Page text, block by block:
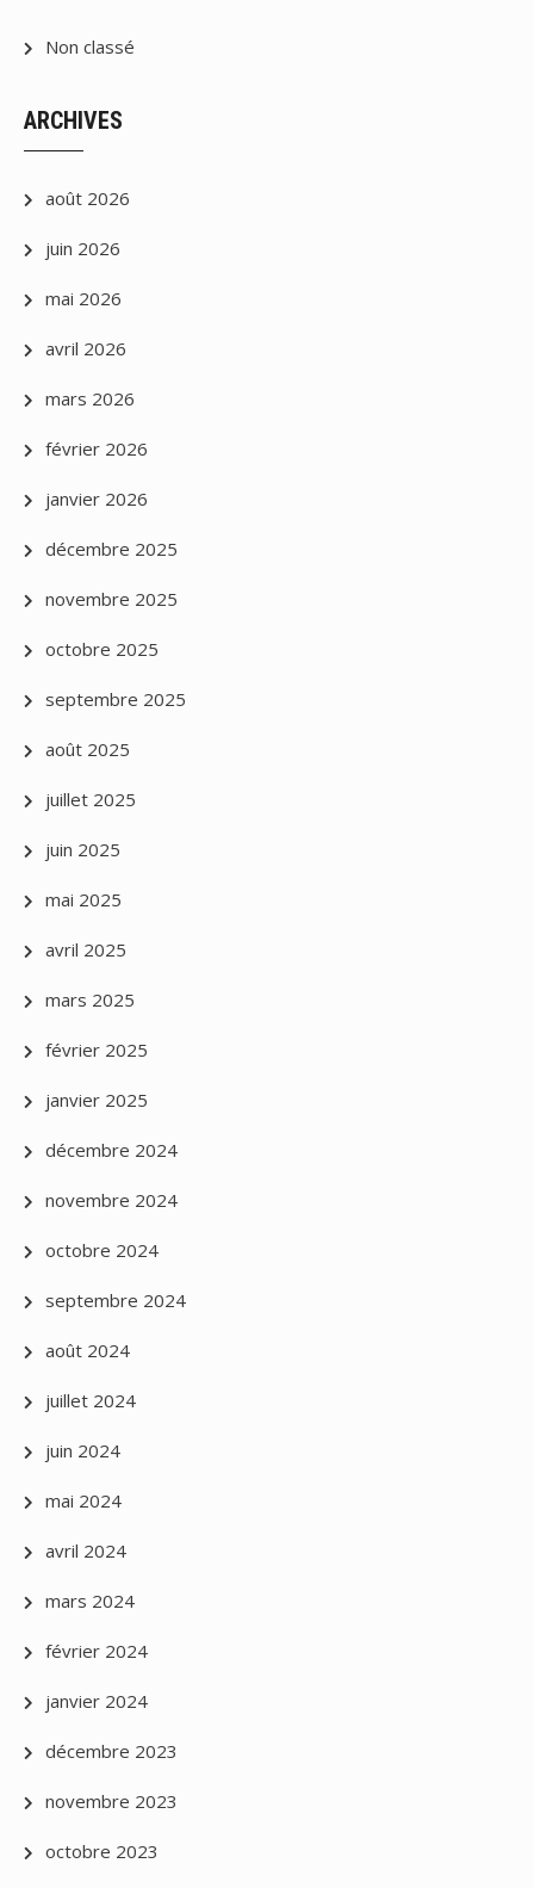
Non classé
ARCHIVES
août 2026
juin 2026
mai 2026
avril 2026
mars 2026
février 2026
janvier 2026
décembre 2025
novembre 2025
octobre 2025
septembre 2025
août 2025
juillet 2025
juin 2025
mai 2025
avril 2025
mars 2025
février 2025
janvier 2025
décembre 2024
novembre 2024
octobre 2024
septembre 2024
août 2024
juillet 2024
juin 2024
mai 2024
avril 2024
mars 2024
février 2024
janvier 2024
décembre 2023
novembre 2023
octobre 2023